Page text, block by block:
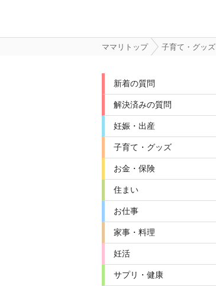
ママリトップ 子育て・グッズ
新着の質問
解決済みの質問
妊娠・出産
子育て・グッズ
お金・保険
住まい
お仕事
家事・料理
妊活
サプリ・健康